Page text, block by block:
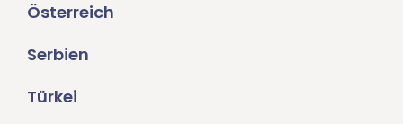
Österreich
Serbien
Türkei